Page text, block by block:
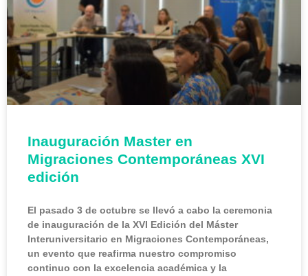
Inauguración Master en
Migraciones Contemporáneas XVI
edición
El pasado 3 de octubre se llevó a cabo la ceremonia
de inauguración de la XVI Edición del Máster
Interuniversitario en Migraciones Contemporáneas,
un evento que reafirma nuestro compromiso
continuo con la excelencia académica y la